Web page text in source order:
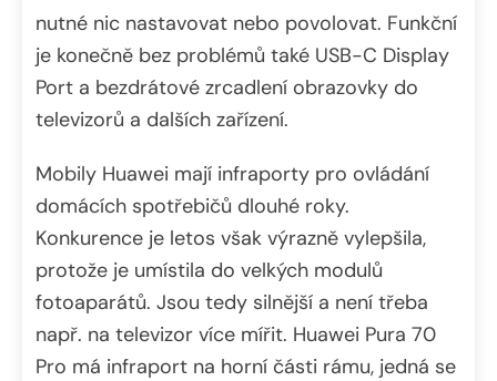
nutné nic nastavovat nebo povolovat. Funkční
je konečně bez problémů také USB-C Display
Port a bezdrátové zrcadlení obrazovky do
televizorů a dalších zařízení.
Mobily Huawei mají infraporty pro ovládání
domácích spotřebičů dlouhé roky.
Konkurence je letos však výrazně vylepšila,
protože je umístila do velkých modulů
fotoaparátů. Jsou tedy silnější a není třeba
např. na televizor více mířit. Huawei Pura 70
Pro má infraport na horní části rámu, jedná se